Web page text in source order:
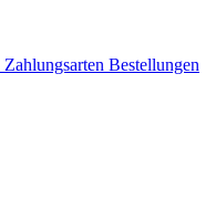
Zahlungsarten Bestellungen